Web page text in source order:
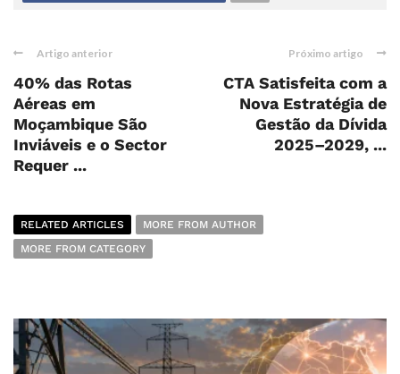
Artigo anterior
40% das Rotas
Aéreas em
Moçambique São
Inviáveis e o Sector
Requer ...
Próximo artigo
CTA Satisfeita com a
Nova Estratégia de
Gestão da Dívida
2025–2029, ...
RELATED ARTICLES
MORE FROM AUTHOR
MORE FROM CATEGORY